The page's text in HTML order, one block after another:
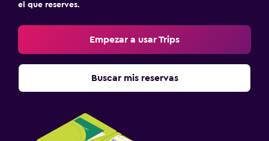
el que reserves.
Empezar a usar Trips
Buscar mis reservas